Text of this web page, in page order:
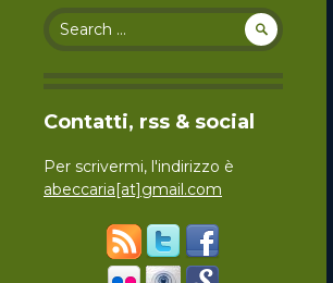
Search for:
Contatti, rss & social
Per scrivermi, l'indirizzo è
abeccaria[at]gmail.com